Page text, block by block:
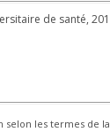
de santé,
selon les termes de la